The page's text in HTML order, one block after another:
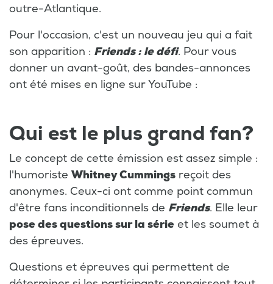
outre-Atlantique.
Pour l'occasion, c'est un nouveau jeu qui a fait
son apparition : Friends : le défi. Pour vous
donner un avant-goût, des bandes-annonces
ont été mises en ligne sur YouTube :
Qui est le plus grand fan?
Le concept de cette émission est assez simple :
l'humoriste Whitney Cummings reçoit des
anonymes. Ceux-ci ont comme point commun
d'être fans inconditionnels de Friends. Elle leur
pose des questions sur la série et les soumet à
des épreuves.
Questions et épreuves qui permettent de